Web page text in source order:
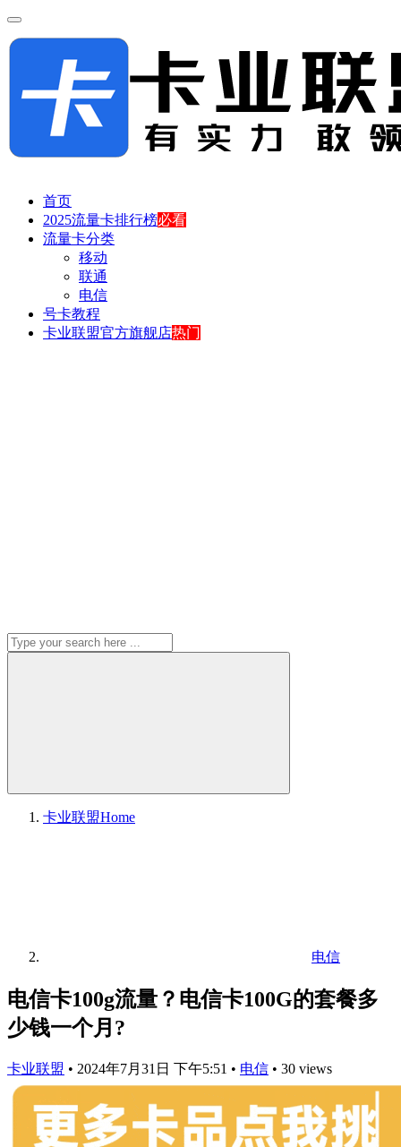
首页
2025流量卡排行榜必看
流量卡分类
移动
联通
电信
号卡教程
卡业联盟官方旗舰店热门
卡业联盟Home
电信
电信卡100g流量？电信卡100G的套餐多
少钱一个月?
卡业联盟 • 2024年7月31日 下午5:51 • 电信 • 30 views